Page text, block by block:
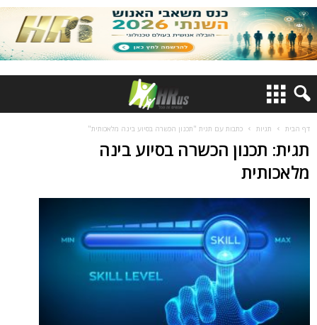
דף הבית תגיות כתבות עם תגית "תכנון הכשרה בסיוע בינה מלאכותית"
תגית: תכנון הכשרה בסיוע בינה
מלאכותית